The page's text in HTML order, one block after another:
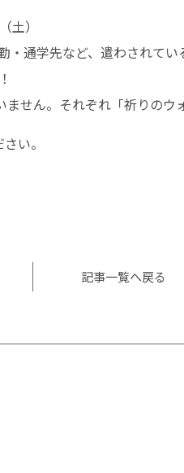
）
通学先など、遣わされて
せん。それぞれ「祈りのウ
い。
記事一覧へ戻る